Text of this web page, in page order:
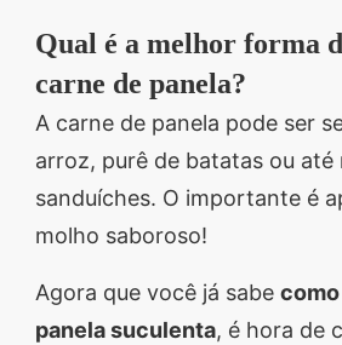
Qual é a melhor forma
carne de panela?
A carne de panela pode ser
arroz, purê de batatas ou até
sanduíches. O importante é
molho saboroso!
Agora que você já sabe
panela suculenta, é hora de